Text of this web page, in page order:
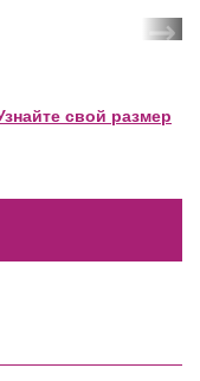
→
свой размер